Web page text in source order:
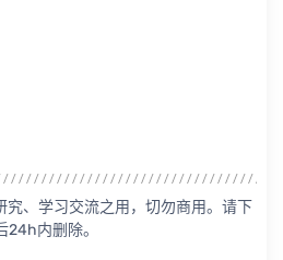
究、学习交流之用，切勿商用。请下
24h内删除。